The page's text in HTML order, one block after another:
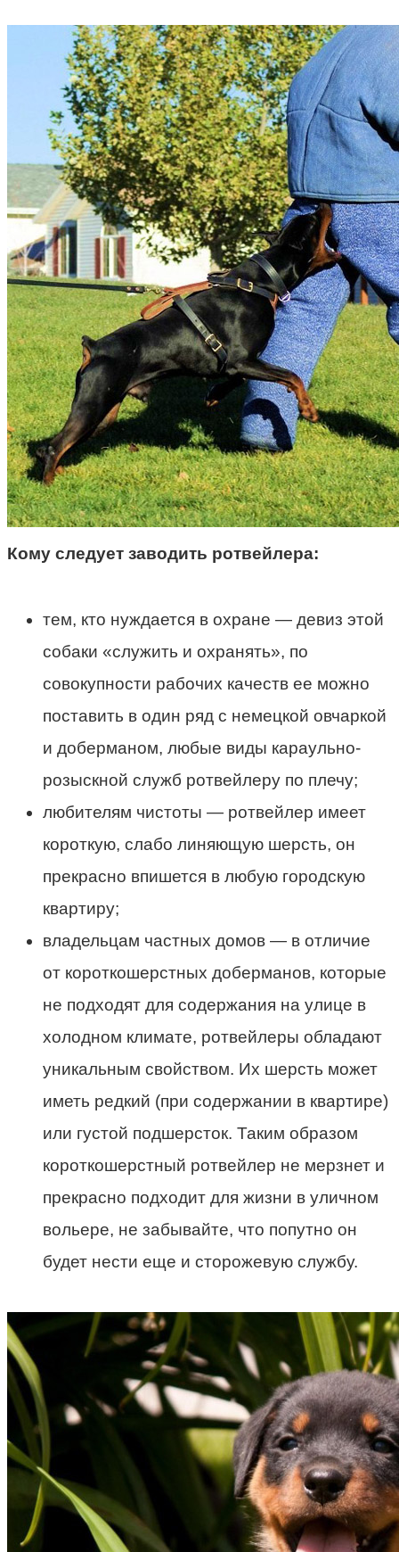
Кому следует заводить ротвейлера:
тем, кто нуждается в охране — девиз этой
собаки «служить и охранять», по
совокупности рабочих качеств ее можно
поставить в один ряд с немецкой овчаркой
и доберманом, любые виды караульно-
розыскной служб ротвейлеру по плечу;
любителям чистоты — ротвейлер имеет
короткую, слабо линяющую шерсть, он
прекрасно впишется в любую городскую
квартиру;
владельцам частных домов — в отличие
от короткошерстных доберманов, которые
не подходят для содержания на улице в
холодном климате, ротвейлеры обладают
уникальным свойством. Их шерсть может
иметь редкий (при содержании в квартире)
или густой подшерсток. Таким образом
короткошерстный ротвейлер не мерзнет и
прекрасно подходит для жизни в уличном
вольере, не забывайте, что попутно он
будет нести еще и сторожевую службу.